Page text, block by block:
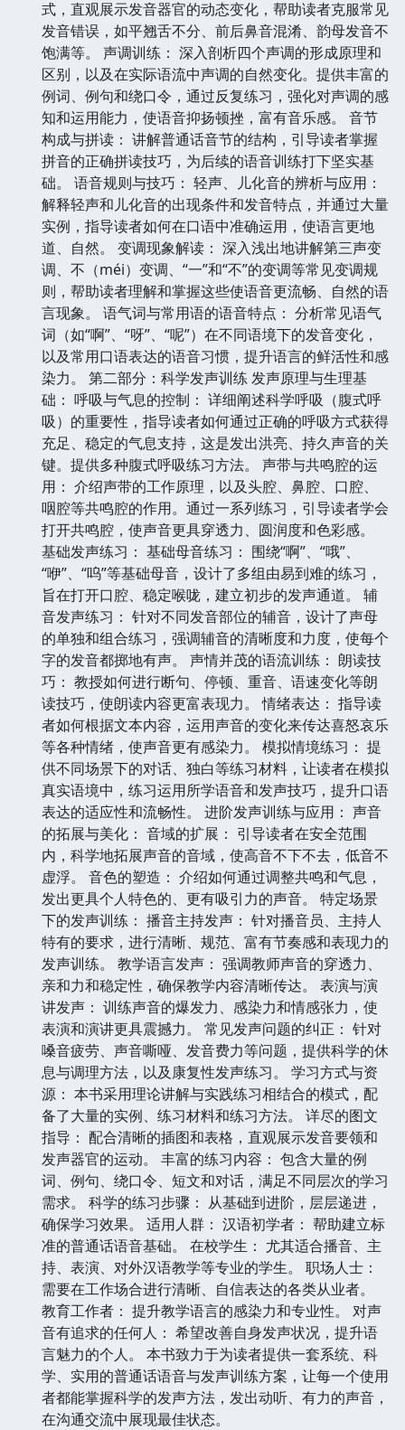
式，直观展示发音器官的动态变化，帮助读者克服常见
发音错误，如平翘舌不分、前后鼻音混淆、韵母发音不
饱满等。 声调训练： 深入剖析四个声调的形成原理和
区别，以及在实际语流中声调的自然变化。提供丰富的
例词、例句和绕口令，通过反复练习，强化对声调的感
知和运用能力，使语音抑扬顿挫，富有音乐感。 音节
构成与拼读： 讲解普通话音节的结构，引导读者掌握
拼音的正确拼读技巧，为后续的语音训练打下坚实基
础。 语音规则与技巧： 轻声、儿化音的辨析与应用：
解释轻声和儿化音的出现条件和发音特点，并通过大量
实例，指导读者如何在口语中准确运用，使语言更地
道、自然。 变调现象解读： 深入浅出地讲解第三声变
调、不（méi）变调、“一”和“不”的变调等常见变调规
则，帮助读者理解和掌握这些使语音更流畅、自然的语
言现象。 语气词与常用语的语音特点： 分析常见语气
词（如“啊”、“呀”、“呢”）在不同语境下的发音变化，
以及常用口语表达的语音习惯，提升语言的鲜活性和感
染力。 第二部分：科学发声训练 发声原理与生理基
础： 呼吸与气息的控制： 详细阐述科学呼吸（腹式呼
吸）的重要性，指导读者如何通过正确的呼吸方式获得
充足、稳定的气息支持，这是发出洪亮、持久声音的关
键。提供多种腹式呼吸练习方法。 声带与共鸣腔的运
用： 介绍声带的工作原理，以及头腔、鼻腔、口腔、
咽腔等共鸣腔的作用。通过一系列练习，引导读者学会
打开共鸣腔，使声音更具穿透力、圆润度和色彩感。
基础发声练习： 基础母音练习： 围绕“啊”、“哦”、
“咿”、“呜”等基础母音，设计了多组由易到难的练习，
旨在打开口腔、稳定喉咙，建立初步的发声通道。 辅
音发声练习： 针对不同发音部位的辅音，设计了声母
的单独和组合练习，强调辅音的清晰度和力度，使每个
字的发音都掷地有声。 声情并茂的语流训练： 朗读技
巧： 教授如何进行断句、停顿、重音、语速变化等朗
读技巧，使朗读内容更富表现力。 情绪表达： 指导读
者如何根据文本内容，运用声音的变化来传达喜怒哀乐
等各种情绪，使声音更有感染力。 模拟情境练习： 提
供不同场景下的对话、独白等练习材料，让读者在模拟
真实语境中，练习运用所学语音和发声技巧，提升口语
表达的适应性和流畅性。 进阶发声训练与应用： 声音
的拓展与美化： 音域的扩展： 引导读者在安全范围
内，科学地拓展声音的音域，使高音不下不去，低音不
虚浮。 音色的塑造： 介绍如何通过调整共鸣和气息，
发出更具个人特色的、更有吸引力的声音。 特定场景
下的发声训练： 播音主持发声： 针对播音员、主持人
特有的要求，进行清晰、规范、富有节奏感和表现力的
发声训练。 教学语言发声： 强调教师声音的穿透力、
亲和力和稳定性，确保教学内容清晰传达。 表演与演
讲发声： 训练声音的爆发力、感染力和情感张力，使
表演和演讲更具震撼力。 常见发声问题的纠正： 针对
嗓音疲劳、声音嘶哑、发音费力等问题，提供科学的休
息与调理方法，以及康复性发声练习。 学习方式与资
源： 本书采用理论讲解与实践练习相结合的模式，配
备了大量的实例、练习材料和练习方法。 详尽的图文
指导： 配合清晰的插图和表格，直观展示发音要领和
发声器官的运动。 丰富的练习内容： 包含大量的例
词、例句、绕口令、短文和对话，满足不同层次的学习
需求。 科学的练习步骤： 从基础到进阶，层层递进，
确保学习效果。 适用人群： 汉语初学者： 帮助建立标
准的普通话语音基础。 在校学生： 尤其适合播音、主
持、表演、对外汉语教学等专业的学生。 职场人士：
需要在工作场合进行清晰、自信表达的各类从业者。
教育工作者： 提升教学语言的感染力和专业性。 对声
音有追求的任何人： 希望改善自身发声状况，提升语
言魅力的个人。 本书致力于为读者提供一套系统、科
学、实用的普通话语音与发声训练方案，让每一个使用
者都能掌握科学的发声方法，发出动听、有力的声音，
在沟通交流中展现最佳状态。